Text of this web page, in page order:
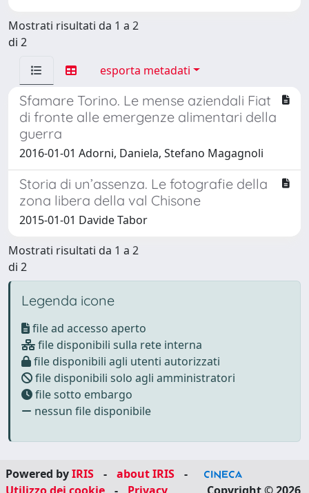
Mostrati risultati da 1 a 2
di 2
esporta metadati
Sfamare Torino. Le mense aziendali Fiat
di fronte alle emergenze alimentari della
guerra
2016-01-01 Adorni, Daniela, Stefano Magagnoli
Storia di un’assenza. Le fotografie della
zona libera della val Chisone
2015-01-01 Davide Tabor
Mostrati risultati da 1 a 2
di 2
Legenda icone
file ad accesso aperto
file disponibili sulla rete interna
file disponibili agli utenti autorizzati
file disponibili solo agli amministratori
file sotto embargo
nessun file disponibile
Powered byIRIS - about IRIS
-